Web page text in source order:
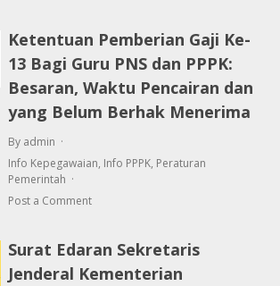
Ketentuan Pemberian Gaji Ke-
13 Bagi Guru PNS dan PPPK:
Besaran, Waktu Pencairan dan
yang Belum Berhak Menerima
By admin
Info Kepegawaian, Info PPPK, Peraturan
Pemerintah
Post a Comment
Surat Edaran Sekretaris
Jenderal Kementerian